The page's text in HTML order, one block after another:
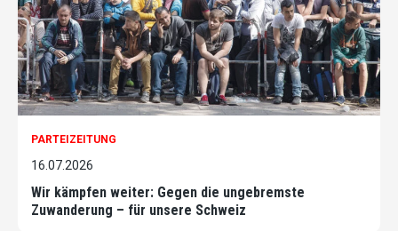
PARTEIZEITUNG
16.07.2026
Wir kämpfen weiter: Gegen die ungebremste
Zuwanderung – für unsere Schweiz